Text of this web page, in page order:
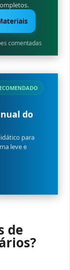
comentadas
do
para
leve e
de